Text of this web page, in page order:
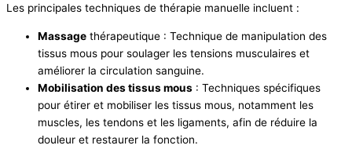
Les principales techniques de thérapie manuelle incluent :
Massage thérapeutique : Technique de manipulation des
tissus mous pour soulager les tensions musculaires et
améliorer la circulation sanguine.
Mobilisation des tissus mous : Techniques spécifiques
pour étirer et mobiliser les tissus mous, notamment les
muscles, les tendons et les ligaments, afin de réduire la
douleur et restaurer la fonction.